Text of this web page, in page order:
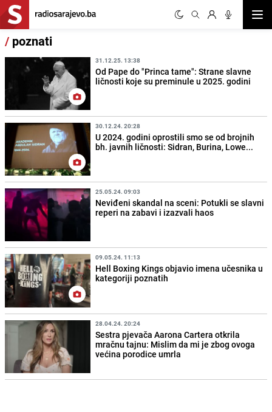
/ poznati
31.12.25. 13:38
Od Pape do "Princa tame": Strane slavne
ličnosti koje su preminule u 2025. godini
30.12.24. 20:28
U 2024. godini oprostili smo se od brojnih
bh. javnih ličnosti: Sidran, Burina, Lowe...
25.05.24. 09:03
Neviđeni skandal na sceni: Potukli se slavni
reperi na zabavi i izazvali haos
09.05.24. 11:13
Hell Boxing Kings objavio imena učesnika u
kategoriji poznatih
28.04.24. 20:24
Sestra pjevača Aarona Cartera otkrila
mračnu tajnu: Mislim da mi je zbog ovoga
većina porodice umrla